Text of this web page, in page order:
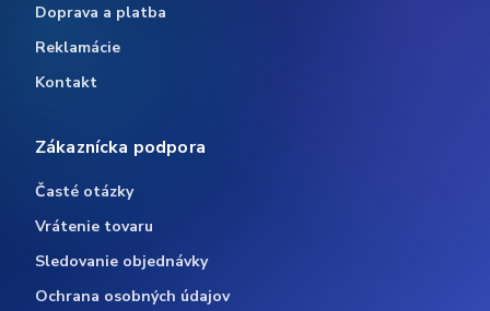
Doprava a platba
Reklamácie
Kontakt
Zákaznícka podpora
Časté otázky
Vrátenie tovaru
Sledovanie objednávky
Ochrana osobných údajov